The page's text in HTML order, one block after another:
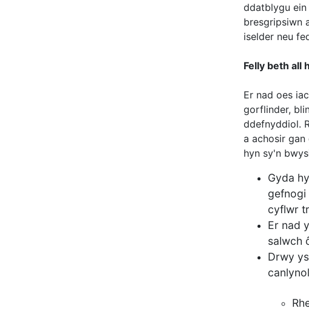
ddatblygu
bresgripsiwn
iselder neu
Felly beth all
Er nad oes
gorflinder,
ddefnyddiol.
a achosir
hyn sy'n
Gyda
cyflwr
Er nad
salwch
Drwy